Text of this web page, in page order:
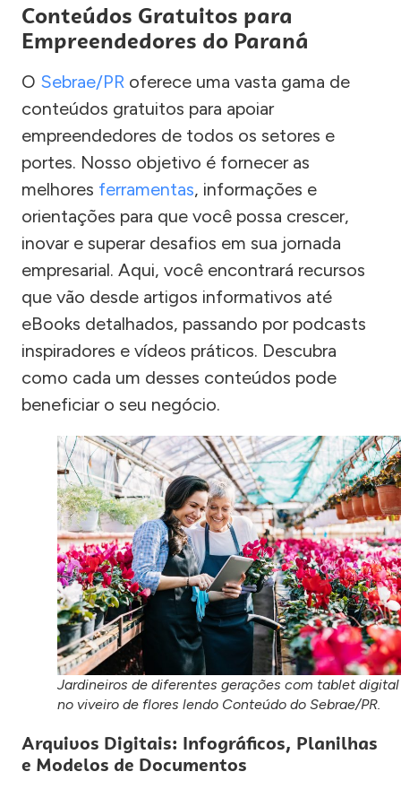
Conteúdos Gratuitos para
Empreendedores do Paraná
O Sebrae/PR oferece uma vasta gama de
conteúdos gratuitos para apoiar
empreendedores de todos os setores e
portes. Nosso objetivo é fornecer as
melhores ferramentas, informações e
orientações para que você possa crescer,
inovar e superar desafios em sua jornada
empresarial. Aqui, você encontrará recursos
que vão desde artigos informativos até
eBooks detalhados, passando por podcasts
inspiradores e vídeos práticos. Descubra
como cada um desses conteúdos pode
beneficiar o seu negócio.
Jardineiros de diferentes gerações com tablet digital
no viveiro de flores lendo Conteúdo do Sebrae/PR.
Arquivos Digitais: Infográficos, Planilhas
e Modelos de Documentos